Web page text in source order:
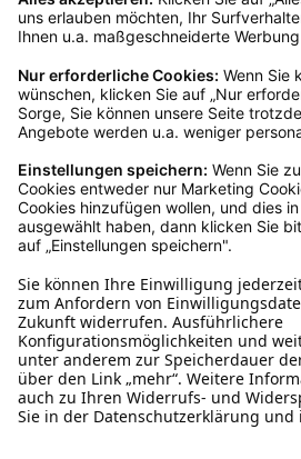
Mo – Fr 9 – 17 Uhr, Sa 9 – 13 Uhr
Ruf uns an
Schreibe uns
verkauf@schecker.de
WhatsApp Support